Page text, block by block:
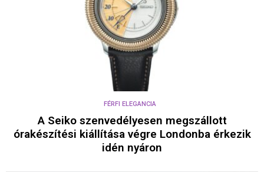
FÉRFI ELEGANCIA
A Seiko szenvedélyesen megszállott
órakészítési kiállítása végre Londonba érkezik
idén nyáron